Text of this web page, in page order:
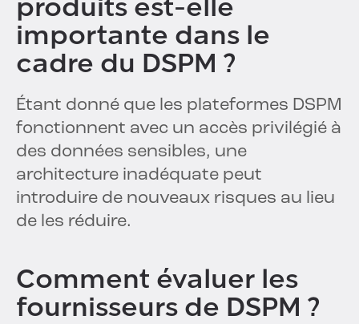
produits est-elle
importante dans le
cadre du DSPM ?
Étant donné que les plateformes DSPM
fonctionnent avec un accès privilégié à
des données sensibles, une
architecture inadéquate peut
introduire de nouveaux risques au lieu
de les réduire.
Comment évaluer les
fournisseurs de DSPM ?